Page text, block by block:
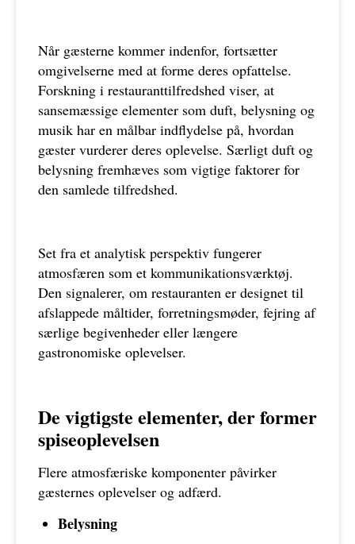
Når gæsterne kommer indenfor, fortsætter
omgivelserne med at forme deres opfattelse.
Forskning i restauranttilfredshed viser, at
sansemæssige elementer som duft, belysning og
musik har en målbar indflydelse på, hvordan
gæster vurderer deres oplevelse. Særligt duft og
belysning fremhæves som vigtige faktorer for
den samlede tilfredshed.
Set fra et analytisk perspektiv fungerer
atmosfæren som et kommunikationsværktøj.
Den signalerer, om restauranten er designet til
afslappede måltider, forretningsmøder, fejring af
særlige begivenheder eller længere
gastronomiske oplevelser.
De vigtigste elementer, der former
spiseoplevelsen
Flere atmosfæriske komponenter påvirker
gæsternes oplevelser og adfærd.
Belysning